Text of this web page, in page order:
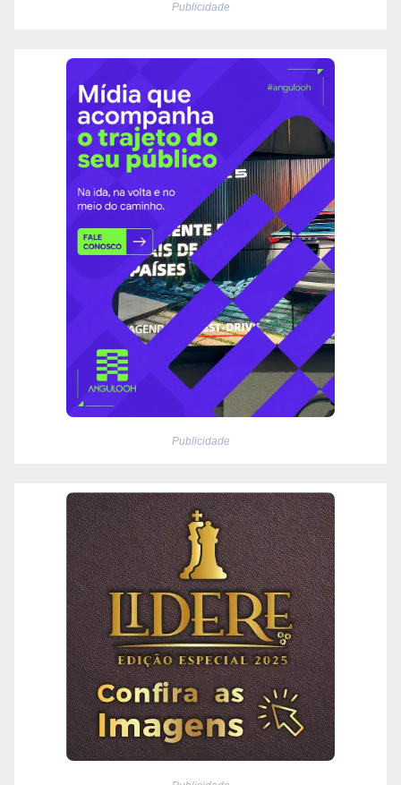
Publicidade
Publicidade